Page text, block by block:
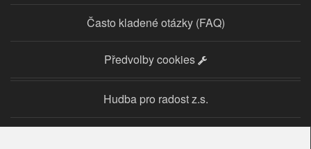
Často kladené otázky (FAQ)
Předvolby cookies
Hudba pro radost z.s.